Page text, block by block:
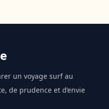
un voyage surf au
de prudence et d’envie